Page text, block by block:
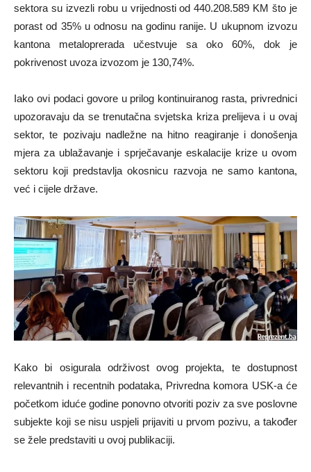
sektora su izvezli robu u vrijednosti od 440.208.589 KM što je
porast od 35% u odnosu na godinu ranije. U ukupnom izvozu
kantona metaloprerada učestvuje sa oko 60%, dok je
pokrivenost uvoza izvozom je 130,74%.
Iako ovi podaci govore u prilog kontinuiranog rasta, privrednici
upozoravaju da se trenutačna svjetska kriza prelijeva i u ovaj
sektor, te pozivaju nadležne na hitno reagiranje i donošenja
mjera za ublažavanje i sprječavanje eskalacije krize u ovom
sektoru koji predstavlja okosnicu razvoja ne samo kantona,
već i cijele države.
Kako bi osigurala održivost ovog projekta, te dostupnost
relevantnih i recentnih podataka, Privredna komora USK-a će
početkom iduće godine ponovno otvoriti poziv za sve poslovne
subjekte koji se nisu uspjeli prijaviti u prvom pozivu, a također
se žele predstaviti u ovoj publikaciji.